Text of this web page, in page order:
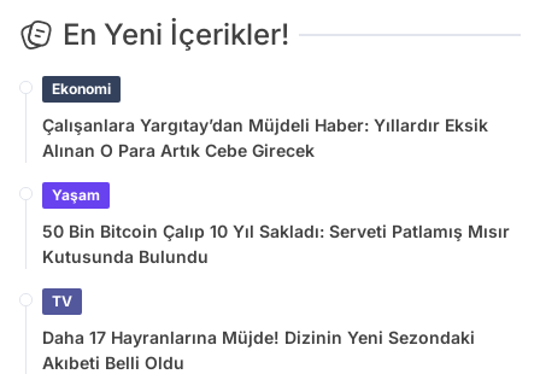
En Yeni İçerikler!
Ekonomi
Çalışanlara Yargıtay’dan Müjdeli Haber: Yıllardır Eksik
Alınan O Para Artık Cebe Girecek
Yaşam
50 Bin Bitcoin Çalıp 10 Yıl Sakladı: Serveti Patlamış Mısır
Kutusunda Bulundu
TV
Daha 17 Hayranlarına Müjde! Dizinin Yeni Sezondaki
Akıbeti Belli Oldu